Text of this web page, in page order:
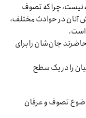
نیست، چرا که تصوف
آنان در حوادث مختلف،
جان‌شان را برای
را در یک سطح
تصوف و عرفان